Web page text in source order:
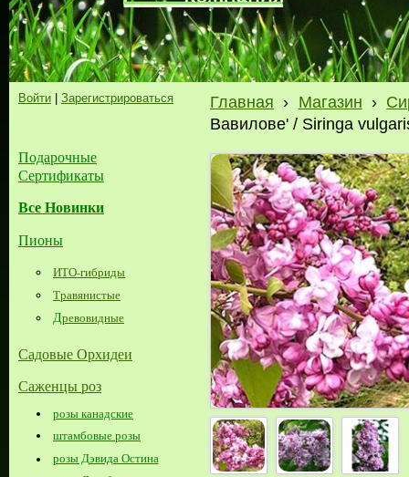
Войти Зарегистрироваться
Подарочные
Сертификаты
Все Новинки
Пионы
ИТО-гибриды
Травянистые
Древовидные
Садовые Орхидеи
Саженцы роз
розы канадские
штамбовые розы
розы Дэвида Остина
Главная › Магазин ›
Вавилове' / Siringa